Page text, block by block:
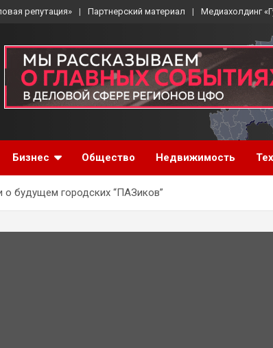
репутация» Партнерский материал Медиахолдинг
Бизнес Общество Недвижимость
о будущем городских “ПАЗиков”